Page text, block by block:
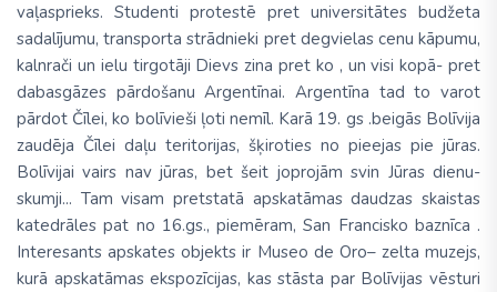
vaļasprieks. Studenti protestē pret universitātes budžeta
sadalījumu, transporta strādnieki pret degvielas cenu kāpumu,
kalnrači un ielu tirgotāji Dievs zina pret ko , un visi kopā- pret
dabasgāzes pārdošanu Argentīnai. Argentīna tad to varot
pārdot Čīlei, ko bolīvieši ļoti nemīl. Karā 19. gs .beigās Bolīvija
zaudēja Čīlei daļu teritorijas, šķiroties no pieejas pie jūras.
Bolīvijai vairs nav jūras, bet šeit joprojām svin Jūras dienu-
skumji... Tam visam pretstatā apskatāmas daudzas skaistas
katedrāles pat no 16.gs., piemēram, San Francisko baznīca .
Interesants apskates objekts ir Museo de Oro– zelta muzejs,
kurā apskatāmas ekspozīcijas, kas stāsta par Bolīvijas vēsturi